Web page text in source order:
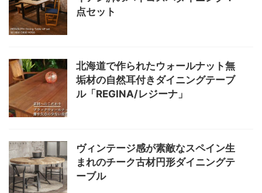
点セット
北海道で作られたウォールナット無
垢材の自然耳付きダイニングテーブ
ル「REGINA/レジーナ」
ヴィンテージ感が素敵なスペイン生
まれのチーク古材円形ダイニングテ
ーブル